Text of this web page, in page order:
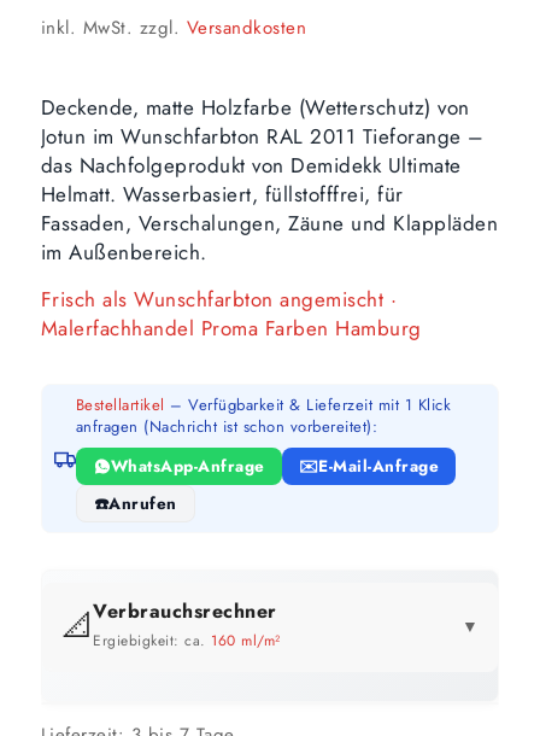
inkl. MwSt. zzgl. Versandkosten
Deckende, matte Holzfarbe (Wetterschutz) von
Jotun im Wunschfarbton RAL 2011 Tieforange –
das Nachfolgeprodukt von Demidekk Ultimate
Helmatt. Wasserbasiert, füllstofffrei, für
Fassaden, Verschalungen, Zäune und Klappläden
im Außenbereich.
Frisch als Wunschfarbton angemischt ·
Malerfachhandel Proma Farben Hamburg
Bestellartikel – Verfügbarkeit & Lieferzeit mit 1 Klick
anfragen (Nachricht ist schon vorbereitet):
WhatsApp-Anfrage
E-Mail-Anfrage
Anrufen
📐Verbrauchsrechner
Ergiebigkeit: ca. 160 ml/m²
▼